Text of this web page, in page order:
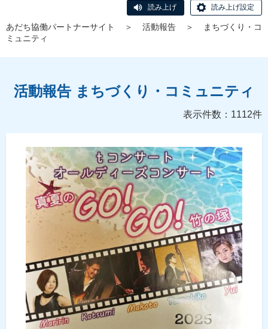
読み上げ 読み上げ設定
あだち協働パートナーサイト ＞ 活動報告 ＞
まちづくり・コ
ミュニティ
活動報告 まちづくり・コミュニティ
表示件数：1112件